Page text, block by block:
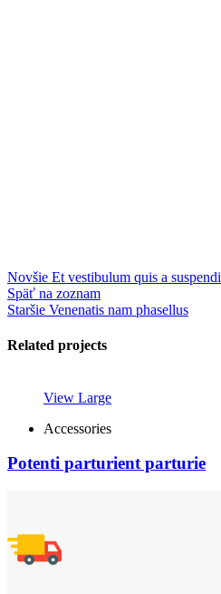
Novšie Et vestibulum quis a
Späť na zoznam
Staršie Venenatis nam phasellus
Related projects
View Large
Accessories
Potenti parturient parturie